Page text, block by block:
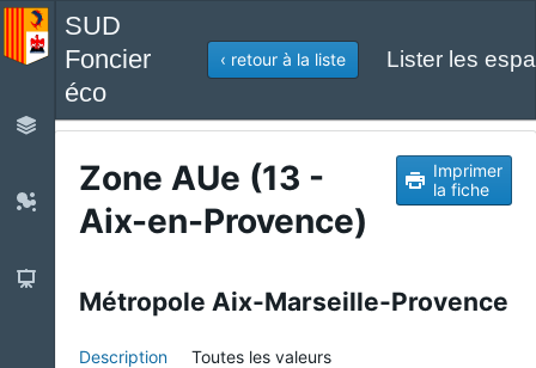
SUD
Foncier
éco
‹ retour à la liste Lister les
Zone AUe (13 -
Aix-en-Provence)
Imprimer
la fiche
Métropole Aix-Marseille-Provence
Description Toutes les valeurs